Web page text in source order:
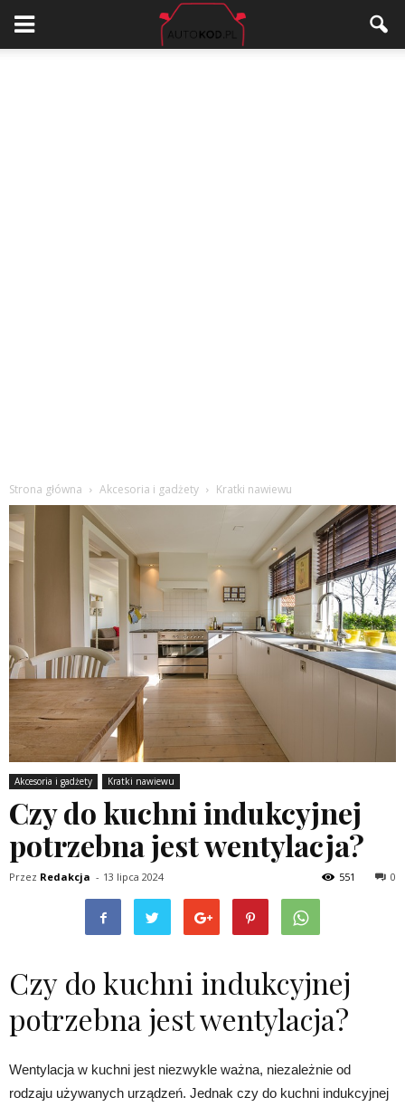
Strona główna Akcesoria i gadżety Kratki nawiewu
Akcesoria i gadżety Kratki nawiewu
Czy do kuchni indukcyjnej
potrzebna jest wentylacja?
Przez Redakcja - 13 lipca 2024 0
551
Czy do kuchni indukcyjnej
potrzebna jest wentylacja?
Wentylacja w kuchni jest niezwykle ważna, niezależnie od
rodzaju używanych urządzeń. Jednak czy do kuchni indukcyjnej